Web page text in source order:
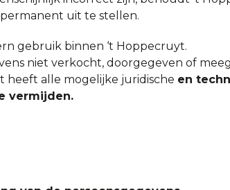
uit te stellen.
gebruik binnen ‘t Hoppecruyt.
niet verkocht, doorgegeven of
heeft alle mogelijke juridische en
vermijden.